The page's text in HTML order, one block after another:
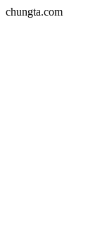
chungta.com